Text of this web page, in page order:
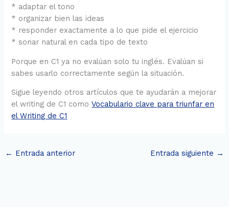
* adaptar el tono
* organizar bien las ideas
* responder exactamente a lo que pide el ejercicio
* sonar natural en cada tipo de texto
Porque en C1 ya no evalúan solo tu inglés. Evalúan si
sabes usarlo correctamente según la situación.
Sigue leyendo otros artículos que te ayudarán a mejorar
el writing de C1 comoVocabulario clave para triunfar en
el Writing de C1
← Entrada anterior Entrada siguiente →